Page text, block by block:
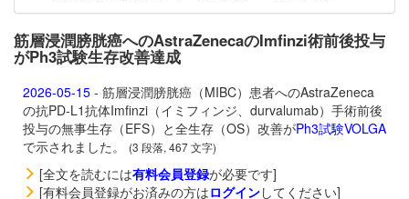
筋層浸潤膀胱癌へのAstraZenecaのImfinzi術前後投与
がPh3試験生存改善達成
2026-05-15 - 筋層浸潤膀胱癌（MIBC）患者へのAstraZeneca
の抗PD-L1抗体Imfinzi（イミフィンジ、durvalumab）手術前後
投与の無事生存（EFS）と全生存（OS）改善がPh3試験VOLGA
で示されました。
(3 段落, 467 文字)
[全文を読むには有料会員登録が必要です]
[有料会員登録がお済みの方はログインしてください]